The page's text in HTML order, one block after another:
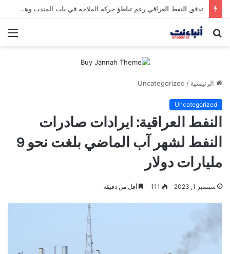
مقتل شخصين وإصابة 5 في إطلاق نار بمهرجان بمدينة سياتل الأميركية
بحث
الرئيسية /
Uncategorized
Uncategorized
النفط العراقية: ايرادات صادرات
النفط لشهر آب الماضي بلغت نحو 9
مليارات دولار
سبتمبر 1, 2023 111 أقل من دقيقة